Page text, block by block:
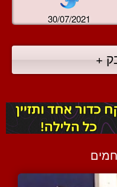
30/07/2021
+